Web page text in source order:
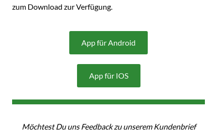
zum Download zur Verfügung.
App für Android
App für IOS
Möchtest Du uns Feedback zu unserem Kundenbrief